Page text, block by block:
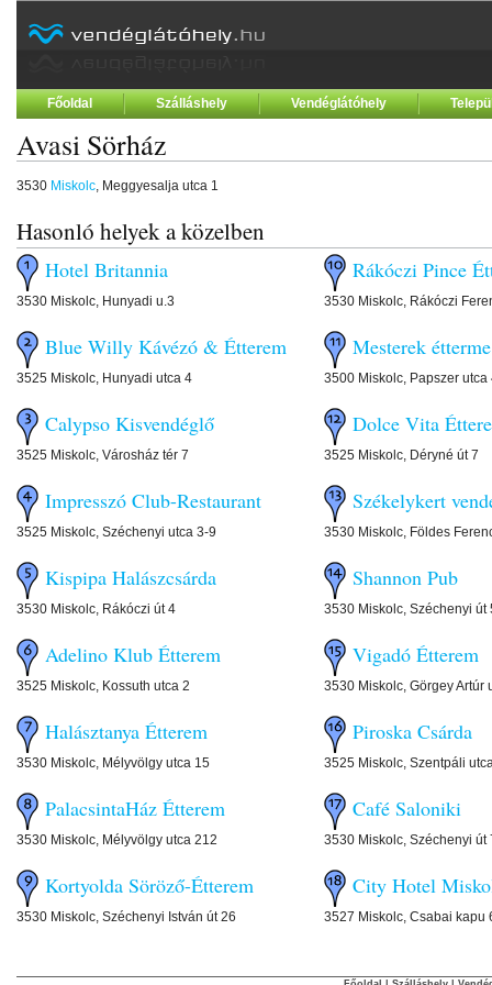
Főoldal Szálláshely Vendéglátóhely
Avasi Sörház
3530 Miskolc, Meggyesalja utca 1
Hasonló helyek a közelben
Hotel Britannia
3530 Miskolc, Hunyadi u.3
Blue Willy Kávézó & Étterem
3525 Miskolc, Hunyadi utca 4
Calypso Kisvendéglő
3525 Miskolc, Városház tér 7
Impresszó Club-Restaurant
3525 Miskolc, Széchenyi utca 3-9
Kispipa Halászcsárda
3530 Miskolc, Rákóczi út 4
Adelino Klub Étterem
3525 Miskolc, Kossuth utca 2
Halásztanya Étterem
3530 Miskolc, Mélyvölgy utca 15
PalacsintaHáz Étterem
3530 Miskolc, Mélyvölgy utca 212
Kortyolda Söröző-Étterem
3530 Miskolc, Széchenyi István út 26
Rákóczi Pince
3530 Miskolc, Rákóczi
Mesterek étterme
3500 Miskolc, Papszer utca
Dolce Vita
3525 Miskolc, Déryné út 7
Székelykert
3530 Miskolc, Földes
Shannon Pub
3530 Miskolc, Széchenyi út
Vigadó Étterem
3530 Miskolc, Görgey Artúr
Piroska Csárda
3525 Miskolc, Szentpáli
Café Saloniki
3530 Miskolc, Széchenyi út
City Hotel
3527 Miskolc, Csabai kapu